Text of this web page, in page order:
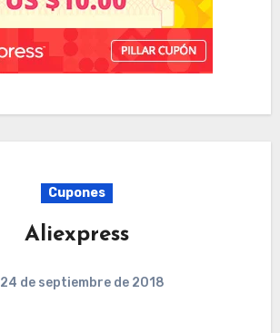
Cupones
Aliexpress
24 de septiembre de 2018